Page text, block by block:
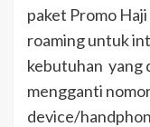
paket Promo
roaming untuk
kebutuhan yang
mengganti
device/